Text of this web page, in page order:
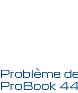
Problème
ProBook